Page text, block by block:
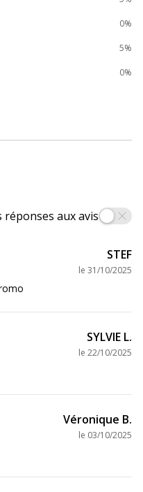
kg CO2e
0%
5%
0%
réponses aux avis
STEF
le 31/10/2025
SYLVIE L.
le 22/10/2025
Véronique B.
le 03/10/2025